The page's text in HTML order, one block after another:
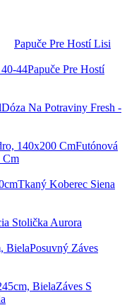
Papuče Pre Hostí Lisi
Papuče Pre Hostí
Dóza Na Potraviny Fresh -
Futónová
Cm
Tkaný Koberec Siena
Stolička Aurora
Posuvný Záves
Záves S